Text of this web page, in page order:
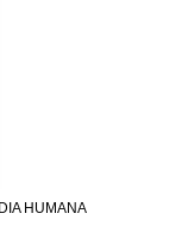
HUMANA